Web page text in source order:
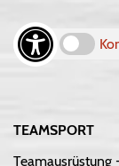
TEAMSPORT